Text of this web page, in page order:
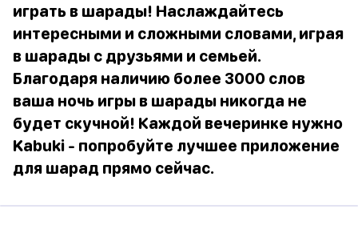
играть в шарады! Наслаждайтесь
интересными и сложными словами, играя
в шарады с друзьями и семьей.
Благодаря наличию более 3000 слов
ваша ночь игры в шарады никогда не
будет скучной! Каждой вечеринке нужно
Kabuki - попробуйте лучшее приложение
для шарад прямо сейчас.